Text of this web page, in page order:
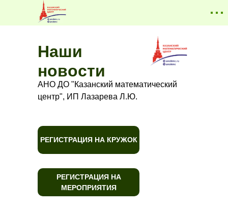
Наши
новости
АНО ДО "Казанский математический
центр", ИП Лазарева Л.Ю.
РЕГИСТРАЦИЯ НА КРУЖОК
РЕГИСТРАЦИЯ НА
МЕРОПРИЯТИЯ